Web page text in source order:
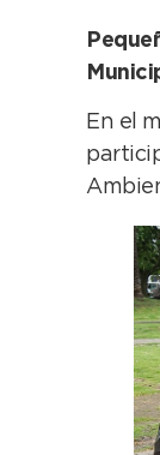
En el